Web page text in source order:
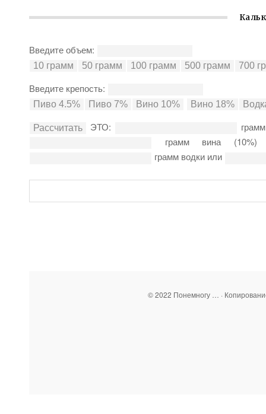
Введите объем:
Введите крепость:
ЭТО:
грамм вина
грамм водки или
© 2022 Понемногу … ·